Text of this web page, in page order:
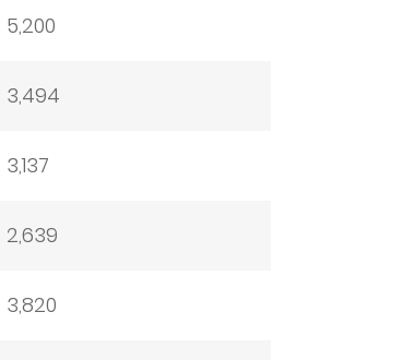
5,200
3,494
3,137
2,639
3,820